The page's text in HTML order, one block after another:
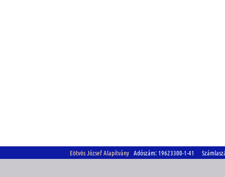
Eötvös József Alapítvány Adószám: 19623300-1-41